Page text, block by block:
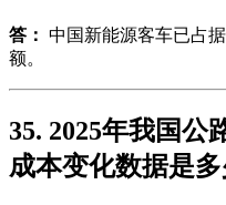
答： 中国新能源客车已占
额。
35. 2025年我国公
成本变化数据是多